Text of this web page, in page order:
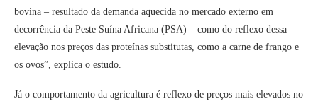
bovina – resultado da demanda aquecida no mercado externo em
decorrência da Peste Suína Africana (PSA) – como do reflexo dessa
elevação nos preços das proteínas substitutas, como a carne de frango e
os ovos”, explica o estudo.
Já o comportamento da agricultura é reflexo de preços mais elevados no